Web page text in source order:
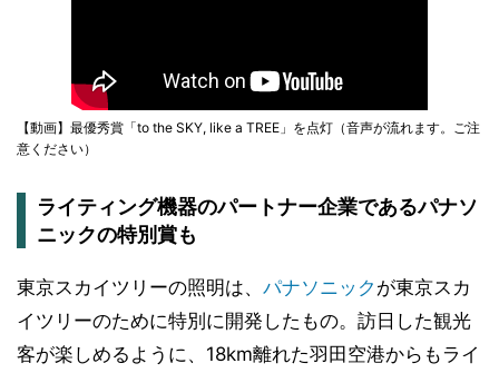
【動画】最優秀賞「to the SKY, like a TREE」を点灯（音声が流れます。ご注
意ください）
ライティング機器のパートナー企業であるパナソ
ニックの特別賞も
東京スカイツリーの照明は、 パナソニック が東京スカ
イツリーのために特別に開発したもの。訪日した観光
客が楽しめるように、18km離れた羽田空港からもライ